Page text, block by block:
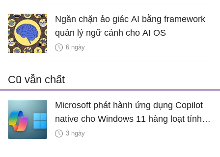
Ngăn chặn ảo giác AI bằng framework
quản lý ngữ cảnh cho AI OS
6 ngày
Cũ vẫn chất
Microsoft phát hành ứng dụng Copilot
native cho Windows 11 hàng loạt tính
năng mới Hữu Ích
3 ngày